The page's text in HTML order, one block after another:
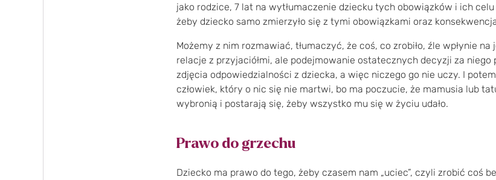
jako rodzice, 7 lat na wytłumaczenie dziecku tych obowiązków i ich
żeby dziecko samo zmierzyło się z tymi obowiązkami oraz
Możemy z nim rozmawiać, tłumaczyć, że coś, co zrobiło, źle wpłynie
relacje z przyjaciółmi, ale podejmowanie ostatecznych decyzji za niego
zdjęcia odpowiedzialności z dziecka, a więc niczego go nie uczy. I
człowiek, który o nic się nie martwi, bo ma poczucie, że mamusia lub
wybronią i postarają się, żeby wszystko mu się w życiu udało.
Prawo do grzechu
Dziecko ma prawo do tego, żeby czasem nam „uciec”, czyli zrobić coś